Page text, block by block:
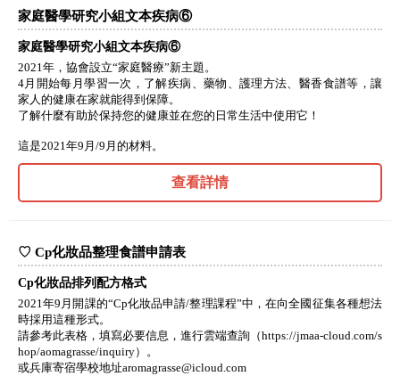
家庭醫學研究小組文本疾病⑥
家庭醫學研究小組文本疾病⑥
2021年，協會設立“家庭醫療”新主題。
4月開始每月學習一次，了解疾病、藥物、護理方法、醫香食譜等，讓
家人的健康在家就能得到保障。
了解什麼有助於保持您的健康並在您的日常生活中使用它！
這是2021年9月/9月的材料。
查看詳情
♡ Cp化妝品整理食譜申請表
Cp化妝品排列配方格式
2021年9月開課的“Cp化妝品申請/整理課程”中，在向全國征集各種想法
時採用這種形式。
請參考此表格，填寫必要信息，進行雲端查詢（https://jmaa-cloud.com/s
hop/aomagrasse/inquiry）。
或兵庫寄宿學校地址aromagrasse@icloud.com